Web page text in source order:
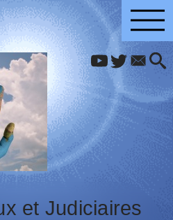
et Judiciaires